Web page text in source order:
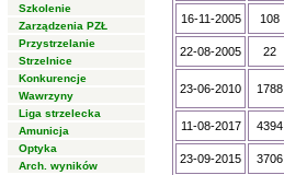
Szkolenie
Zarządzenia PZŁ
Przystrzelanie
Strzelnice
Konkurencje
Wawrzyny
Liga strzelecka
Amunicja
Optyka
Arch. wyników
16-11-2005 108
22-08-2005 22
23-06-2010 1788
11-08-2017 4394
23-09-2015 3706